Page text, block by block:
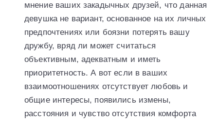
мнение ваших закадычных друзей, что данная
девушка не вариант, основанное на их личных
предпочтениях или боязни потерять вашу
дружбу, вряд ли может считаться
объективным, адекватным и иметь
приоритетность. А вот если в ваших
взаимоотношениях отсутствует любовь и
общие интересы, появились измены,
расстояния и чувство отсутствия комфорта